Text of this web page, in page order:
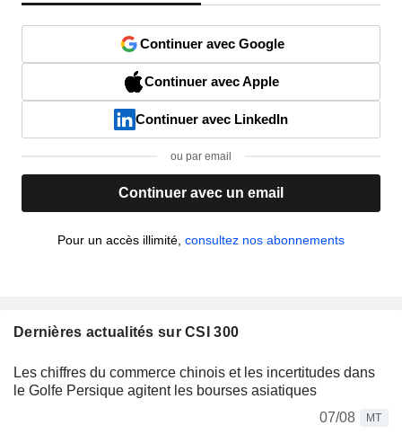
Continuer avec Google
Continuer avec Apple
Continuer avec LinkedIn
ou par email
Continuer avec un email
Pour un accès illimité, consultez nos abonnements
Dernières actualités sur CSI 300
Les chiffres du commerce chinois et les incertitudes dans
le Golfe Persique agitent les bourses asiatiques
07/08
MT